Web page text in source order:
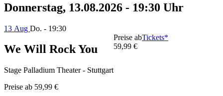
Donnerstag, 13.08.2026 - 19:30 Uhr
13 Aug Do. - 19:30
We Will Rock You
Stage Palladium Theater - Stuttgart
Preise ab 59,99 €
Preise ab
59,99 €
Tickets*